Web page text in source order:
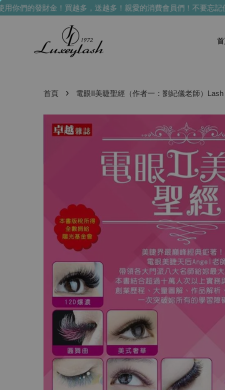
們的發財金！買越多，送越多！親愛的消費會員們！不要忘記使
首頁 › 電眼II美睫聖經（作者一：劉紀儀老師）Lash